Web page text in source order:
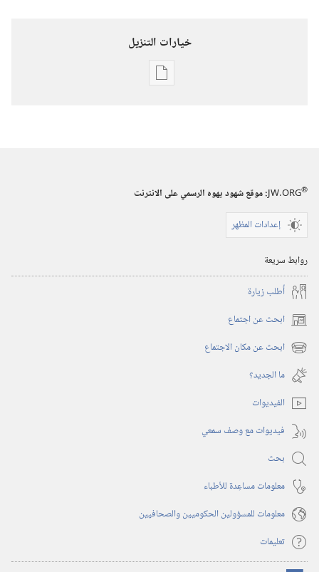
خيارات التنزيل
خيارات
ديسمبر‏
JW.ORG®
:‏ موقع شهود يهوه الرسمي على الانترنت
إعدادات المظهر
روابط سريعة
أُطلب زيارة
ابحث عن اجتماع (يفتح
نافذة ابحث عن مكان الاجتماع (يفتح
نافذة
جديدة)
ما الجديد؟‏
الفيديوات
فيديوات مع وصف سمعي
بحث
معلومات مساعِدة للأطباء
معلومات للمسؤولين الحكوميين والصحافيين
تعليمات